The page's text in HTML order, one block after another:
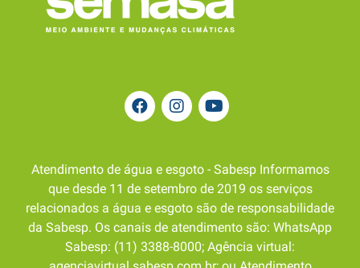
Atendimento de água e esgoto - Sabesp Informamos
que desde 11 de setembro de 2019 os serviços
relacionados a água e esgoto são de responsabilidade
da Sabesp. Os canais de atendimento são: WhatsApp
Sabesp: (11) 3388-8000; Agência virtual: